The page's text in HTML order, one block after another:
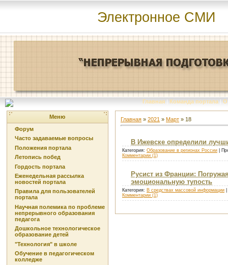
Электронное СМИ
Главная | Команда портала | О
Меню
Форум
Часто задаваемые вопросы
Положения портала
Летопись побед
Гордость портала
Еженедельная рассылка
новостей портала
Правила для пользователей
портала
Научная полемика по проблеме
непрерывного образования
педагога
Дошкольное технологическое
образование детей
"Технология" в школе
Обучение в педагогическом
колледже
Главная » 2021 » Март » 18
В Ижевске определили
Категория: Образование в регионах России |
Комментарии (1)
Русист из Франции:
эмоциональную тупость
Категория: В средствах массовой информации
Комментарии (1)